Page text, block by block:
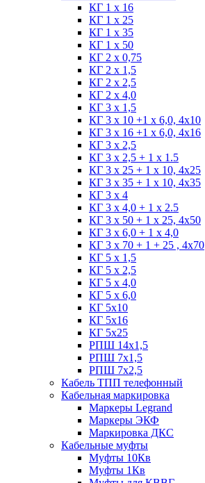
КГ 1 х 16
КГ 1 х 25
КГ 1 х 35
КГ 1 х 50
КГ 2 х 0,75
КГ 2 х 1,5
КГ 2 х 2,5
КГ 2 х 4,0
КГ 3 х 1,5
КГ 3 х 10 +1 x 6,0, 4х10
КГ 3 х 16 +1 x 6,0, 4х16
КГ 3 х 2,5
КГ 3 х 2,5 + 1 x 1.5
КГ 3 х 25 + 1 х 10, 4х25
КГ 3 х 35 + 1 x 10, 4х35
КГ 3 х 4
КГ 3 х 4,0 + 1 x 2.5
КГ 3 х 50 + 1 x 25, 4х50
КГ 3 х 6,0 + 1 x 4,0
КГ 3 х 70 + 1 + 25 , 4х70
КГ 5 х 1,5
КГ 5 х 2,5
КГ 5 х 4,0
КГ 5 х 6,0
КГ 5х10
КГ 5х16
КГ 5х25
РПШ 14х1,5
РПШ 7х1,5
РПШ 7х2,5
Кабель ТПП телефонный
Кабельная маркировка
Маркеры Legrand
Маркеры ЭКФ
Маркировка ДКС
Кабельные муфты
Муфты 10Кв
Муфты 1Кв